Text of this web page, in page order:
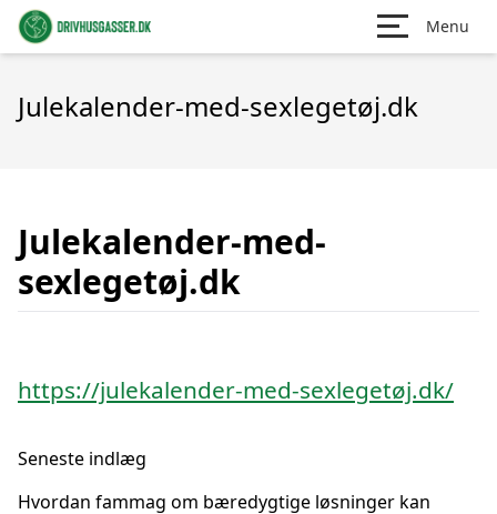
Menu
Julekalender-med-sexlegetøj.dk
Julekalender-med-
sexlegetøj.dk
https://julekalender-med-sexlegetøj.dk/
Seneste indlæg
Hvordan fammag om bæredygtige løsninger kan